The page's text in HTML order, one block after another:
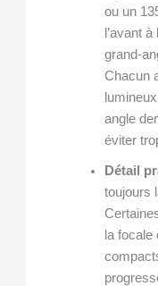
ou un
l’avant
grand-
Chacun
angle
éviter
Détail
toujours
la focale